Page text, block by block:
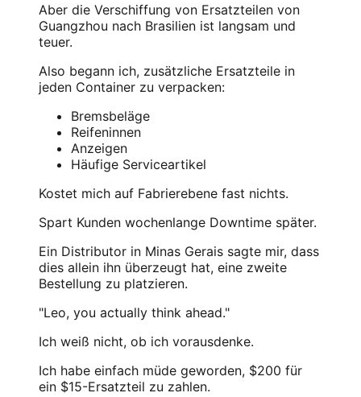
Aber die Verschiffung von Ersatzteilen von
Guangzhou nach Brasilien ist langsam und
teuer.
Also begann ich, zusätzliche Ersatzteile in
jeden Container zu verpacken:
Bremsbeläge
Reifeninnen
Anzeigen
Häufige Serviceartikel
Kostet mich auf Fabrierebene fast nichts.
Spart Kunden wochenlange Downtime später.
Ein Distributor in Minas Gerais sagte mir, dass
dies allein ihn überzeugt hat, eine zweite
Bestellung zu platzieren.
"Leo, you actually think ahead."
Ich weiß nicht, ob ich vorausdenke.
Ich habe einfach müde geworden, $200 für
ein $15-Ersatzteil zu zahlen.